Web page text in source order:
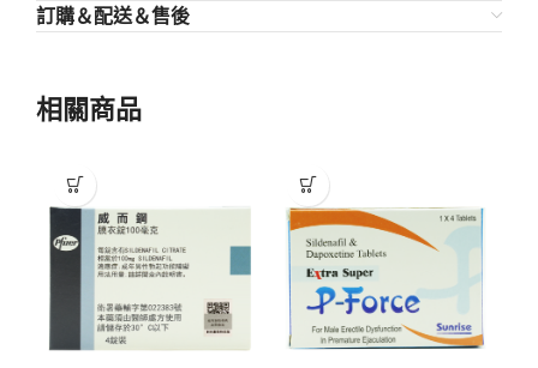
訂購＆配送＆售後
相關商品